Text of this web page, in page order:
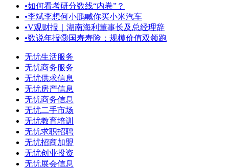
•如何看考研分数线“内卷”？
•李斌李想何小鹏喊你买小米汽车
•V观财报｜湖南海利董事长及总经理辞
•数说年报⑨国寿寿险：规模价值双领跑
无忧生活服务
无忧商务服务
无忧供求信息
无忧房产信息
无忧商务信息
无忧二手市场
无忧教育培训
无忧求职招聘
无忧招商加盟
无忧创业投资
无忧展会信息